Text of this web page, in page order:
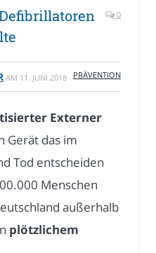
0
AM 11. JUNI 2018 PRÄVENTION
Externer
Gerät das im
Tod entscheiden
Menschen
außerhalb
plötzlichem